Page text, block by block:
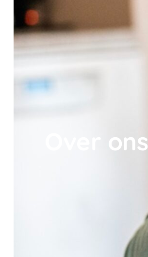
Over ons